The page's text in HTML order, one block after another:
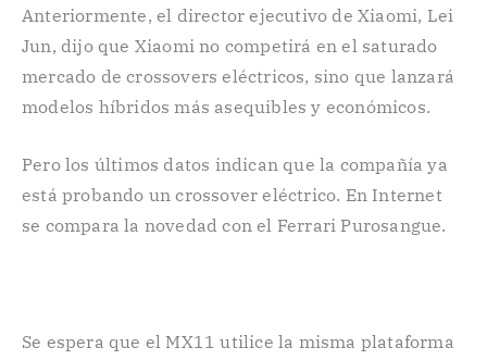
Anteriormente, el director ejecutivo de Xiaomi, Lei
Jun, dijo que Xiaomi no competirá en el saturado
mercado de crossovers eléctricos, sino que lanzará
modelos híbridos más asequibles y económicos.
Pero los últimos datos indican que la compañía ya
está probando un crossover eléctrico. En Internet
se compara la novedad con el Ferrari Purosangue.
Se espera que el MX11 utilice la misma plataforma